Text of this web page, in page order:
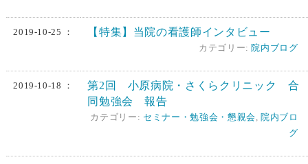
2019-10-25 ： 【特集】当院の看護師インタビュー
カテゴリー: 院内ブログ
2019-10-18 ：
第2回 小原病院・さくらクリニック 合
同勉強会 報告
カテゴリー: セミナー・勉強会・懇親会, 院内ブロ
グ